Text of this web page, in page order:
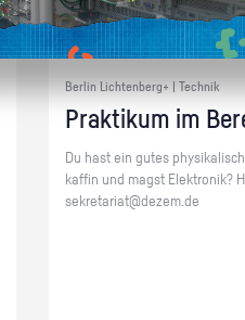
Berlin Lichtenberg+ | Technik
Prak­ti­kum im
Du hast ein gutes
kaf­fin und magst Elek­tro­nik?
se­kre­ta­ri­at@​dezem.​de